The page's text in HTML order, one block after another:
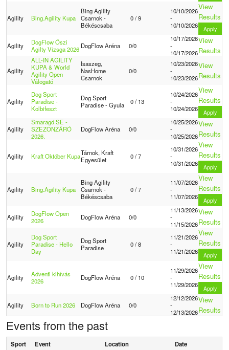
Agility Bing.Agility Kupa
Bing Agility
Csarnok -
Békéscsaba
0 / 9
10/10/2026
-
10/10/2026
View
Results
Apply
Agility
DogFlow Őszi
Agilty Vizsga 2026 DogFlow Aréna 0/0
10/17/2026
-
10/17/2026
View
Results
Agility
ALL-IN AGILITY
KUPA & World
Agility Open
Válogató
Isaszeg,
NasHome
Csarnok
0/0
10/23/2026
-
10/23/2026
View
Results
Agility
Dog Sport
Paradise -
Kolbifeszt
Dog Sport
Paradise - Gyula
0 / 13
10/24/2026
-
10/24/2026
View
Results
Apply
Agility
Smaragd SE -
SZEZONZÁRÓ
2026.
DogFlow Aréna 0/0
10/25/2026
-
10/25/2026
View
Results
Agility Kraft Október KupaTárnok, Kraft
Egyesület
0 / 7
10/31/2026
-
10/31/2026
View
Results
Apply
Agility Bing.Agility Kupa
Bing Agility
Csarnok -
Békéscsaba
0 / 7
11/07/2026
-
11/07/2026
View
Results
Apply
Agility
DogFlow Open
2026
DogFlow Aréna 0/0
11/13/2026
-
11/15/2026
View
Results
Agility
Dog Sport
Paradise - Hello
Day
Dog Sport
Paradise
0 / 8
11/21/2026
-
11/21/2026
View
Results
Apply
Agility
Adventi kihívás
2026
DogFlow Aréna 0 / 10
11/29/2026
-
11/29/2026
View
Results
Apply
Agility Born to Run 2026 DogFlow Aréna 0/0
12/12/2026
-
12/13/2026
View
Results
Events from the past
Sport Event Location Date